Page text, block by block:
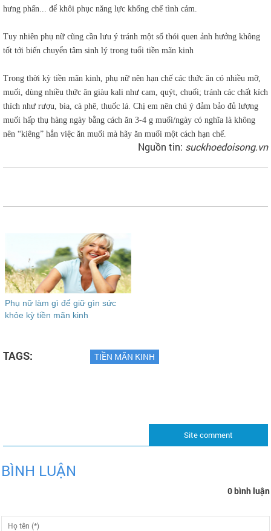
hưng phấn... để khôi phục nǎng lực khống chế tình cảm.
Tuy nhiên phụ nữ cũng cần lưu ý tránh một số thói quen ảnh hưởng không
tốt tới biến chuyển tâm sinh lý trong tuổi tiền mãn kinh
Trong thời kỳ tiền mãn kinh, phụ nữ nên hạn chế các thức ăn có nhiều mỡ,
muối, dùng nhiều thức ăn giàu kali như cam, quýt, chuối; tránh các chất kích
thích như rượu, bia, cà phê, thuốc lá. Chị em nên chú ý đảm bảo đủ lượng
muối hấp thụ hàng ngày bằng cách ăn 3-4 g muối/ngày có nghĩa là không
nên “kiêng” hẳn việc ăn muối mà hãy ăn muối một cách hạn chế.
Nguồn tin: suckhoedoisong.vn
Phụ nữ làm gì để giữ gìn sức
khỏe kỳ tiền mãn kinh
TAGS: TIỀN MÃN KINH
Site comment
BÌNH LUẬN
0 bình luận